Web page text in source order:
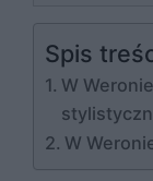
Spis
W
W